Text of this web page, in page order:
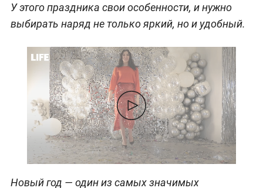
У этого праздника свои особенности, и нужно
выбирать наряд не только яркий, но и удобный.
Новый год — один из самых значимых